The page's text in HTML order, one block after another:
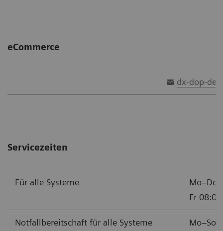
eCommerce
dx-dop-
Servicezeiten
Für alle Systeme
Mo–Do
Fr
Notfallbereitschaft für alle Systeme